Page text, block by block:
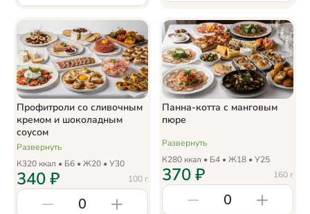
Профитроли со сливочным
кремом и шоколадным
соусом
Развернуть
К320 ккал • Б6 • Ж20 • У30
100 г
340₽
0
Панна-котта с манговым
пюре
Развернуть
К280 ккал • Б4 • Ж18 • У25
160 г
370₽
0